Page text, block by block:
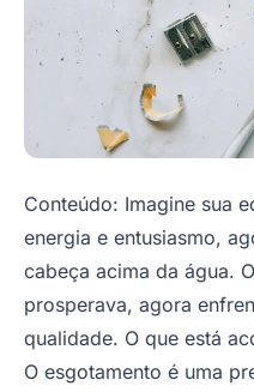
Conteúdo: Imagine sua
energia e entusiasmo,
cabeça acima da água.
prosperava, agora
qualidade. O que está
O esgotamento é uma